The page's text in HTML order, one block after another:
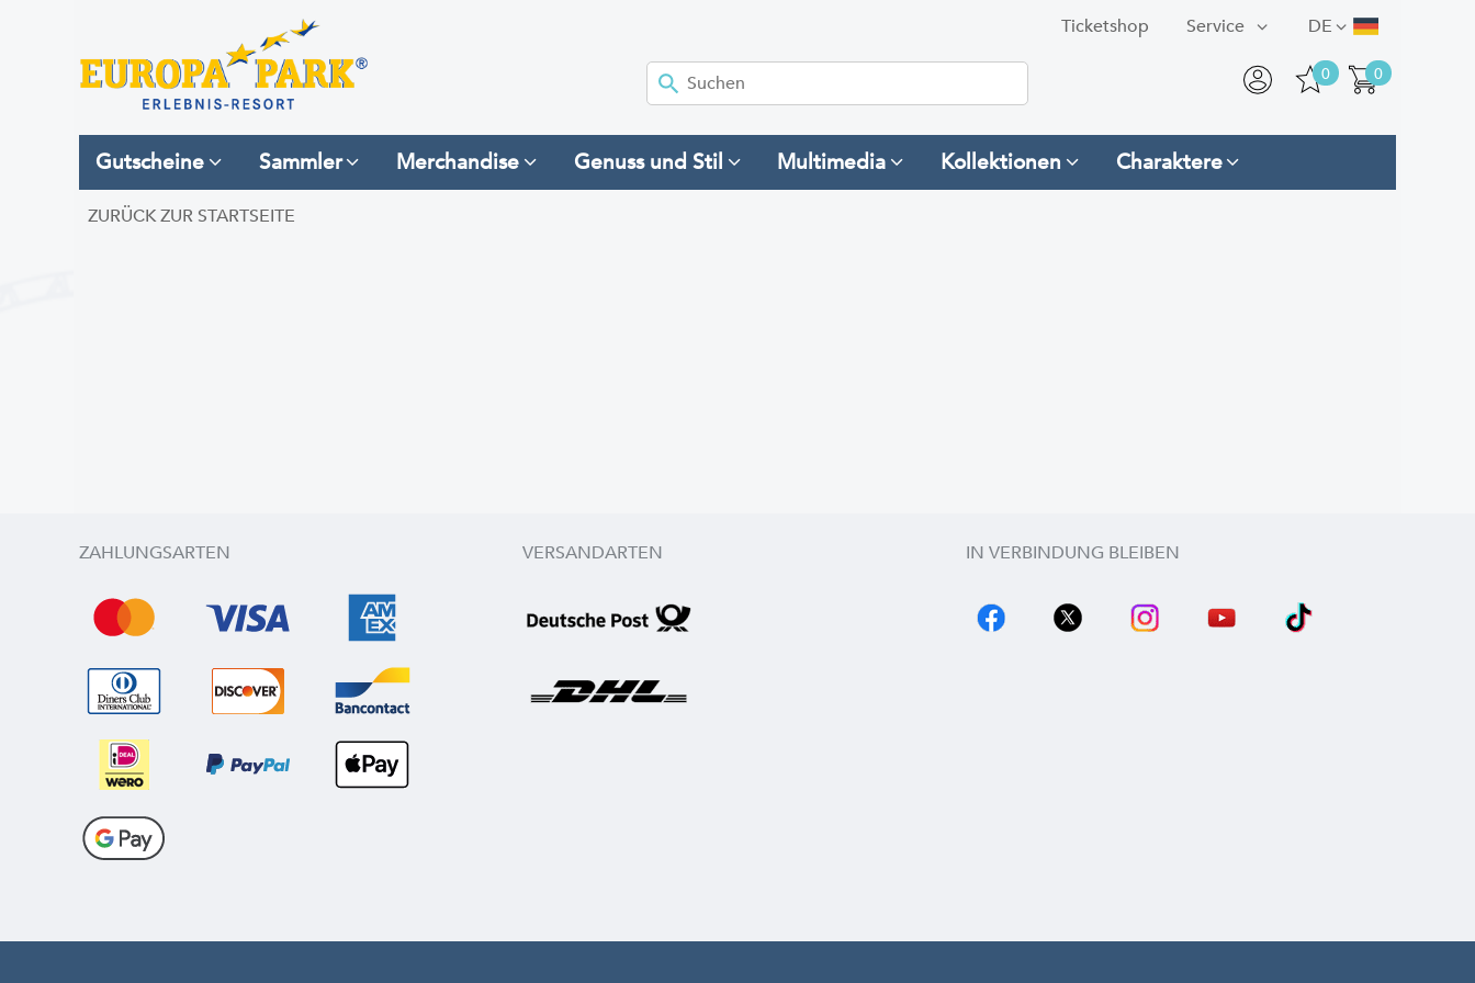
DE
Service
Ticketshop
0
0
Gutscheine Sammler Merchandise Genuss und Stil Multimedia Kollektionen Charaktere
ZURÜCK ZUR STARTSEITE
ZAHLUNGSARTEN VERSANDARTEN IN VERBINDUNG BLEIBEN